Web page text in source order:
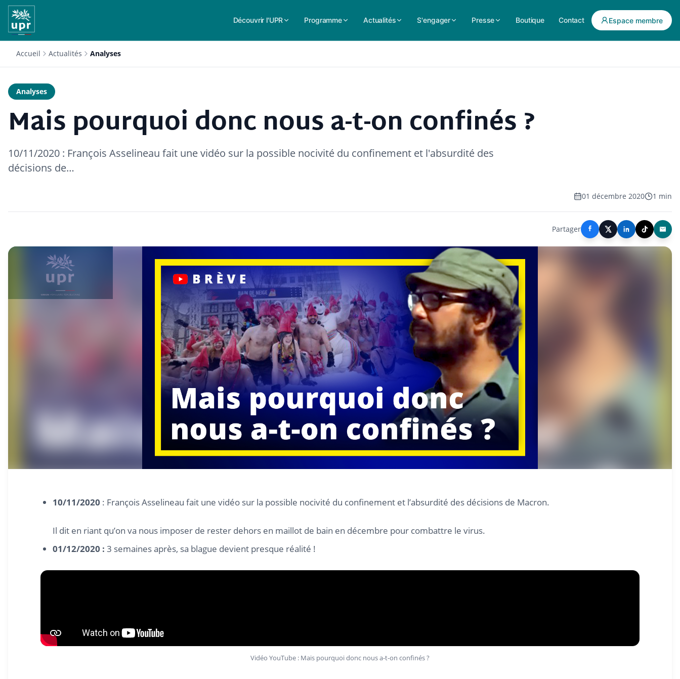
Découvrir l'UPR Programme Actualités S'engager Presse Boutique Contact Espace membre
Accueil Actualités Analyses
Analyses
Mais pourquoi donc nous a-t-on confinés ?
10/11/2020 : François Asselineau fait une vidéo sur la possible nocivité du confinement et l'absurdité des
décisions de…
01 décembre 2020 1 min
Partager
10/11/2020 : François Asselineau fait une vidéo sur la possible nocivité du confinement et l’absurdité des décisions de Macron.
Il dit en riant qu’on va nous imposer de rester dehors en maillot de bain en décembre pour combattre le virus.
01/12/2020 : 3 semaines après, sa blague devient presque réalité !
Vidéo YouTube : Mais pourquoi donc nous a-t-on confinés ?